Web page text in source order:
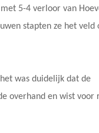
5-4 verloor van
stapten ze het veld
was duidelijk dat de
overhand en wist voor